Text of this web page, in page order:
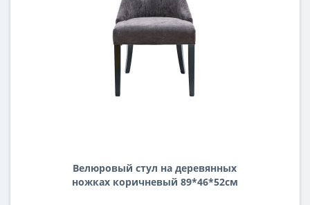
Велюровый стул на деревянных
ножках коричневый 89*46*52см